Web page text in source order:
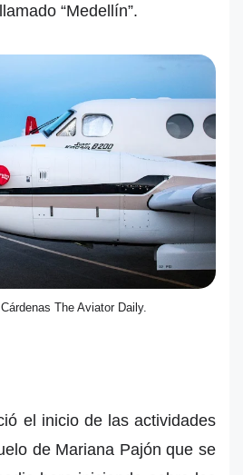
“Medellín”.
The Aviator Daily.
el inicio de las actividades
de Mariana Pajón que se